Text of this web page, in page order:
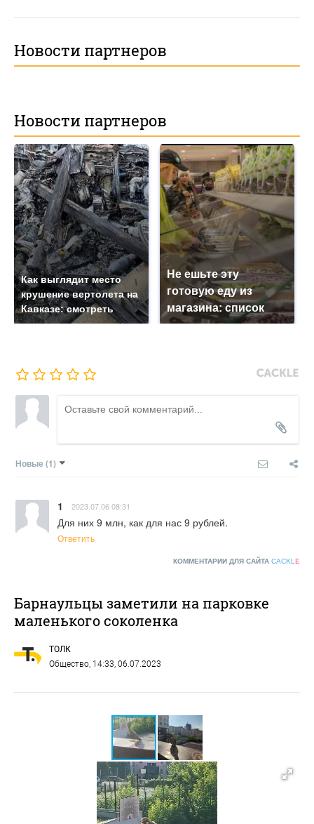
Новости партнеров
Новости партнеров
Как выглядит место
крушение вертолета на
Кавказе: смотреть
Не ешьте эту
готовую еду из
магазина: список
Новые (1)
1 2023.07.06 08:31
Для них 9 млн, как для нас 9 рублей.
Ответить
КОММЕНТАРИИ ДЛЯ САЙТА CACKL E
Барнаульцы заметили на парковке
маленького соколенка
ТОЛК
Общество , 14:33, 06.07.2023